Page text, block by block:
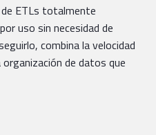
de ETLs totalmente
uso sin necesidad de
combina la velocidad
de datos que